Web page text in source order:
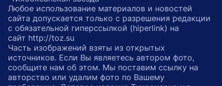
Любое использование материалов и новостей
сайта допускается только с разрешения редакции
с обязательной гиперссылкой (hiperlink) на
сайт http://toz.su
Часть изображений взяты из открытых
источников. Если Вы являетесь автором фото,
сообщите нам об этом. Мы поставим ссылку на
авторство или удалим фото по Вашему